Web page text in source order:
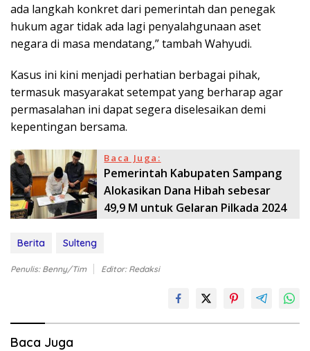
ada langkah konkret dari pemerintah dan penegak
hukum agar tidak ada lagi penyalahgunaan aset
negara di masa mendatang,” tambah Wahyudi.
Kasus ini kini menjadi perhatian berbagai pihak,
termasuk masyarakat setempat yang berharap agar
permasalahan ini dapat segera diselesaikan demi
kepentingan bersama.
Baca Juga:
Pemerintah Kabupaten Sampang
Alokasikan Dana Hibah sebesar
49,9 M untuk Gelaran Pilkada 2024
Berita Sulteng
Penulis: Benny/Tim Editor: Redaksi
Baca Juga